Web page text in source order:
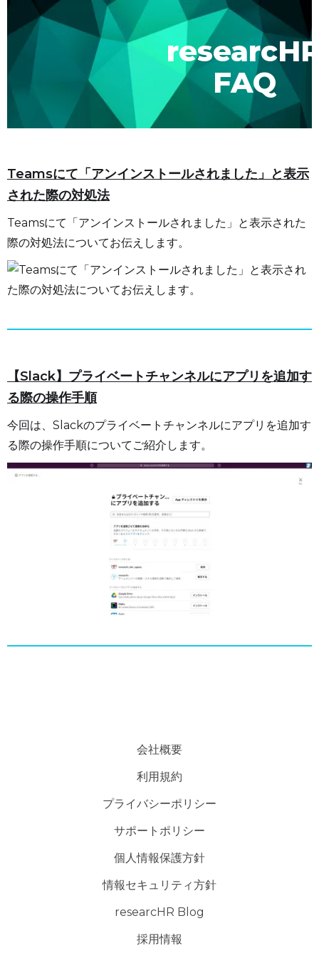
FAQ
Teamsにて「アンインストールされました」と表示
された際の対処法
Teamsにて「アンインストールされました」と表示された
際の対処法についてお伝えします。
【Slack】プライベートチャンネルにアプリを追加す
る際の操作手順
今回は、Slackのプライベートチャンネルにアプリを追加す
る際の操作手順についてご紹介します。
会社概要
利用規約
プライバシーポリシー
サポートポリシー
個人情報保護方針
情報セキュリティ方針
researcHR Blog
採用情報